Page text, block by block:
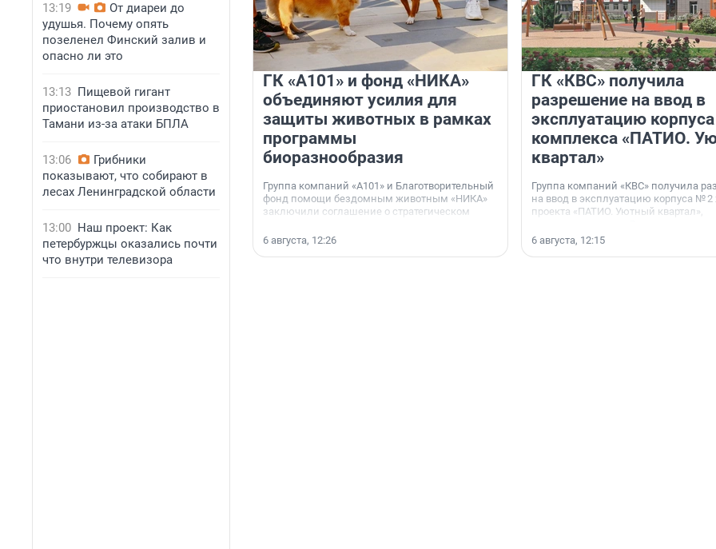
13:19
От диареи до
удушья. Почему опять
позеленел Финский залив и
опасно ли это
13:13 Пищевой гигант
приостановил производство в
Тамани из-за атаки БПЛА
13:06
Грибники
показывают, что собирают в
лесах Ленинградской области
13:00 Наш проект: Как
петербуржцы оказались почти
что внутри телевизора
ГК «А101» и фонд «НИКА»
объединяют усилия для
защиты животных в рамках
программы
биоразнообразия
Группа компаний «А101» и Благотворительный
фонд помощи бездомным животным «НИКА»
заключили соглашение о стратегическом
6 августа, 12:26
ГК «КВС» получила
разрешение на ввод в
эксплуатацию
комплекса «ПАТИО.
квартал»
Группа компаний «КВС» получила
на ввод в эксплуатацию корпуса № 2
проекта «ПАТИО. Уютный квартал»,
Ленинградской области.
6 августа, 12:15